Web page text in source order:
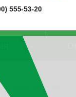
555-53-20
шт) - Лампа накал 40Вт